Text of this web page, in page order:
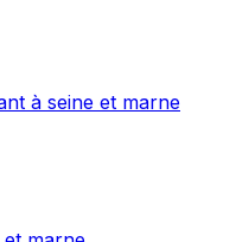
à seine et marne